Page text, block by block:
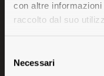
con altre
raccolto dal suo
delNecessari